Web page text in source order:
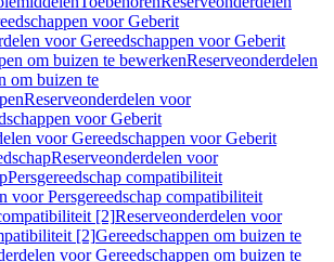
voor Geberit
voor Gereedschappen voor Geberit
om buizen te bewerkenReserveonderdelen
om buizen te
Reserveonderdelen voor
voor Geberit
voor Gereedschappen voor Geberit
Reserveonderdelen voor
Persgereedschap compatibiliteit
voor Persgereedschap compatibiliteit
[2]Reserveonderdelen voor
[2]Gereedschappen om buizen te
voor Gereedschappen om buizen te